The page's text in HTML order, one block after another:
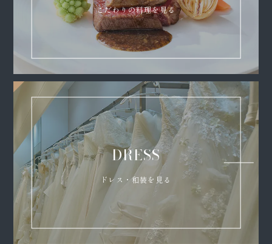
こだわりの料理を見る
DRESS
ドレス・和装を見る